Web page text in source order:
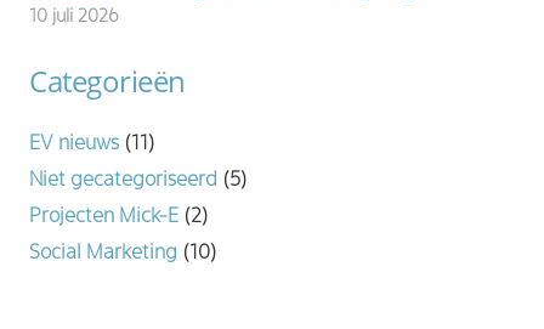
10 juli 2026
Categorieën
EV nieuws (11)
Niet gecategoriseerd (5)
Projecten Mick-E (2)
Social Marketing (10)